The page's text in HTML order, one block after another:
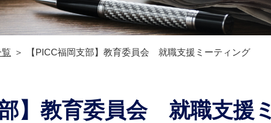
【PICC福岡支部】教育委員会 就職支援ミーティング
部】教育委員会 就職支援ミ